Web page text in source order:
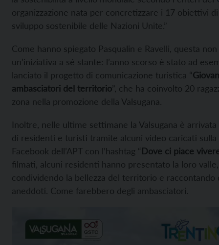
organizzazione nata per concretizzare i 17 obiettivi di
sviluppo sostenibile delle Nazioni Unite.”
Come hanno spiegato Pasqualin e Ravelli, questa
un’iniziativa a sé stante: l’anno scorso è stato ad
lanciato il progetto di comunicazione turistica “
ambasciatori del territorio”, che ha coinvolto 20
zona nella promozione della Valsugana.
Inoltre, nelle ultime settimane la Valsugana è arrivata
di residenti e turisti tramite alcuni video caricati sulla
Facebook dell’APT con l’hashtag “Dove ci piace
filmati, alcuni residenti hanno presentato la loro valle,
condividendo la bellezza del territorio e raccontando
aneddoti. Come farebbero degli ambasciatori.
Player